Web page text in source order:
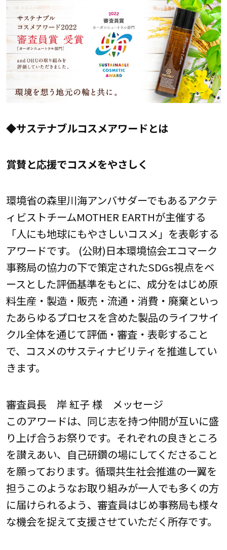
◆サステナブルコスメアワードとは
賞賛と応援でコスメをやさしく
環境省の森里川海アンバサダーでもあるアクテ
ィビストチームMOTHER EARTHが主催する
「人にも地球にもやさしいコスメ」を表彰する
アワードです。 (公財)日本環境協会エコマーク
事務局の協力の下で策定されたSDGs視点をベ
ースとした評価基準をもとに、成分をはじめ原
料生産・製造・販売・流通・消費・廃棄といっ
たあらゆるプロセスを含めた製品のライフサイ
クル全体を通じて評価・審査・表彰すること
で、コスメのサスティナビリティを推進してい
きます。
審査員長 岸 紅子 様 メッセージ
このアワードは、同じ志を持つ仲間が互いに盛
り上げ合うお祭りです。それぞれの良きところ
を讃えあい、自己研鑽の場にしてくださること
を願っております。循環共生社会推進の一翼を
担うこのようなお取り組みが一人でも多くの方
に届けられるよう、審査員はじめ事務局も様々
な機会を捉えて支援させていただく所存です。